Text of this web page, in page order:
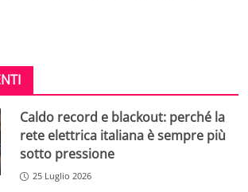
Caldo record e blackout: perché la
rete elettrica italiana è sempre più
sotto pressione
25 Luglio 2026